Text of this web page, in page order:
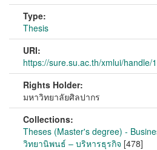
Type:
Thesis
URI:
https://sure.su.ac.th/xmlui/handle/
Rights Holder:
มหาวิทยาลัยศิลปากร
Collections:
Theses (Master's degree) -
วิทยานิพนธ์ – บริหารธุรกิจ [478]